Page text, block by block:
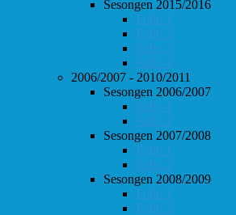
Sesongen 2015/2016
Follo 1
Follo 2
Follo 3
Follo 4
2006/2007 - 2010/2011
Sesongen 2006/2007
Follo 1
Follo 2
Sesongen 2007/2008
Follo 1
Follo 2
Sesongen 2008/2009
Follo 1
Follo 2